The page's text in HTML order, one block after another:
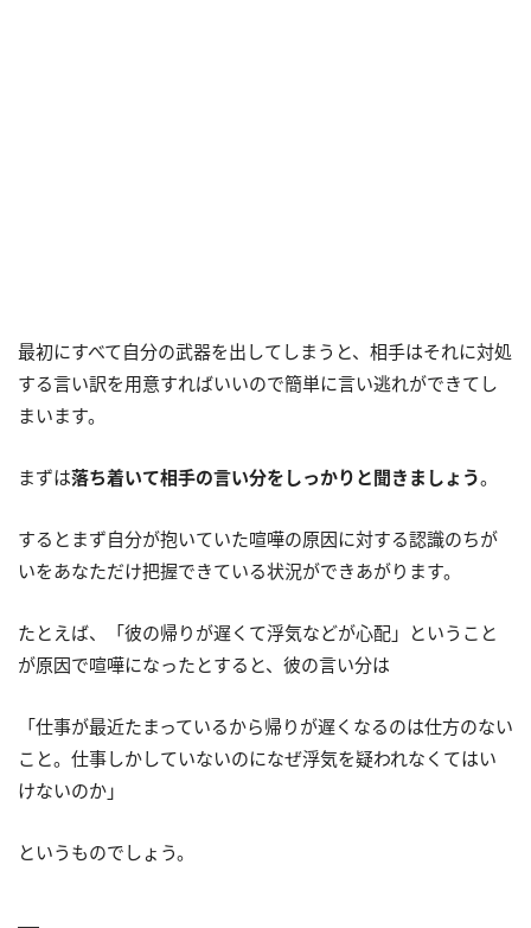
最初にすべて自分の武器を出してしまうと、相手はそれに対処
する言い訳を用意すればいいので簡単に言い逃れができてし
まいます。
まずは落ち着いて相手の言い分をしっかりと聞きましょう。
するとまず自分が抱いていた喧嘩の原因に対する認識のちが
いをあなただけ把握できている状況ができあがります。
たとえば、「彼の帰りが遅くて浮気などが心配」ということ
が原因で喧嘩になったとすると、彼の言い分は
「仕事が最近たまっているから帰りが遅くなるのは仕方のない
こと。仕事しかしていないのになぜ浮気を疑われなくてはい
けないのか」
というものでしょう。